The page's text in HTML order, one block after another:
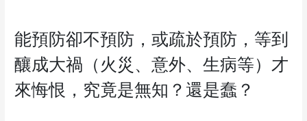
能預防卻不預防，或疏於預防，等到
釀成大禍（火災、意外、生病等）才
來悔恨，究竟是無知？還是蠢？